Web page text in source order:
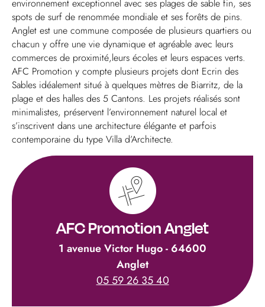
environnement exceptionnel avec ses plages de sable fin, ses
spots de surf de renommée mondiale et ses forêts de pins.
Anglet est une commune composée de plusieurs quartiers ou
chacun y offre une vie dynamique et agréable avec leurs
commerces de proximité,leurs écoles et leurs espaces verts.
AFC Promotion y compte plusieurs projets dont Ecrin des
Sables idéalement situé à quelques mètres de Biarritz, de la
plage et des halles des 5 Cantons. Les projets réalisés sont
minimalistes, préservent l’environnement naturel local et
s’inscrivent dans une architecture élégante et parfois
contemporaine du type Villa d’Architecte.
AFC Promotion Anglet
1 avenue Victor Hugo - 64600
Anglet
05 59 26 35 40